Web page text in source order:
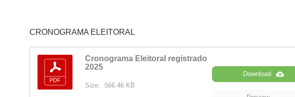
CRONOGRAMA ELEITORAL
Cronograma Eleitoral registrado
2025
Size: 566.46 KB
Download